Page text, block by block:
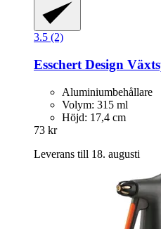
3.5 (2)
Esschert Design
Aluminiumbehållare
Volym: 315 ml
Höjd: 17,4 cm
73 kr
Leverans till 18. augusti